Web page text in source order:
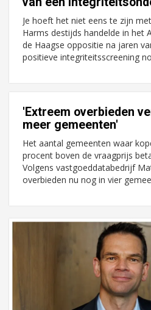
Je hoeft het niet eens te zijn
Harms destijds handelde in het
de Haagse oppositie na jaren
positieve integriteitsscreening
'Extreem overbieden
meer gemeenten'
Het aantal gemeenten waar
procent boven de vraagprijs
Volgens vastgoeddatabedrijf
overbieden nu nog in vier